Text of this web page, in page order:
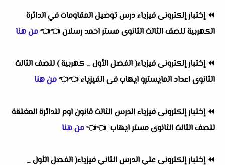
⏪إختبار إلكترونى فيزياء درس توصيل المقاومات في الدائرة
الكهربية للصف الثالث الثانوى مستر احمد رسلان👈
👈من هنا
⏪إختبار إلكترونى فيزياء( الفصل الأول _ كهربية ) للصف الثالث
الثانوى اعداد المايسترو ايهاب فى الفيزياء👈
👈من هنا
⏪إختبار إلكترونى فيزياء الدرس الثالث قانون اوم للدائرة المغلقة
للصف الثالث الثانوى مستر ايهاب 👈
👈من هنا
⏪إختبار إلكترونى علي الدرس الثاني فيزياء( الفصل الأول _